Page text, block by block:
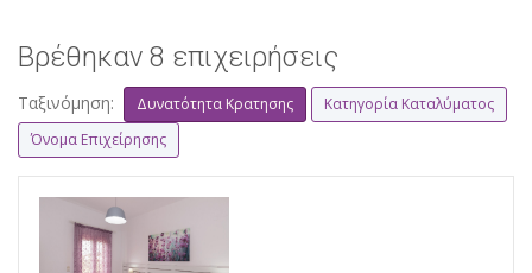
Βρέθηκαν 8 επιχειρήσεις
Ταξινόμηση: Δυνατότητα Κρατησης
Κατηγορία Καταλύματος
Όνομα Επιχείρησης